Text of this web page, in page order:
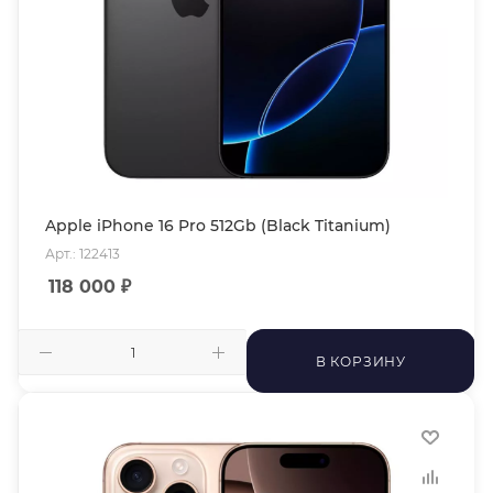
Apple iPhone 16 Pro 512Gb (Black Titanium)
Арт.: 122413
118 000 ₽
В КОРЗИНУ